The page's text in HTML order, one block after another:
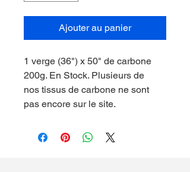
Ajouter au panier
1 verge (36") x 50" de carbone
200g. En Stock. Plusieurs de
nos tissus de carbone ne sont
pas encore sur le site.